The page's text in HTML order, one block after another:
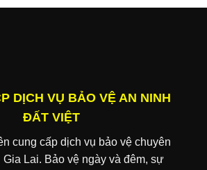
DỊCH VỤ BẢO VỆ AN NINH
ĐẤT VIỆT
cung cấp dịch vụ bảo vệ chuyên
Gia Lai. Bảo vệ ngày và đêm, sự